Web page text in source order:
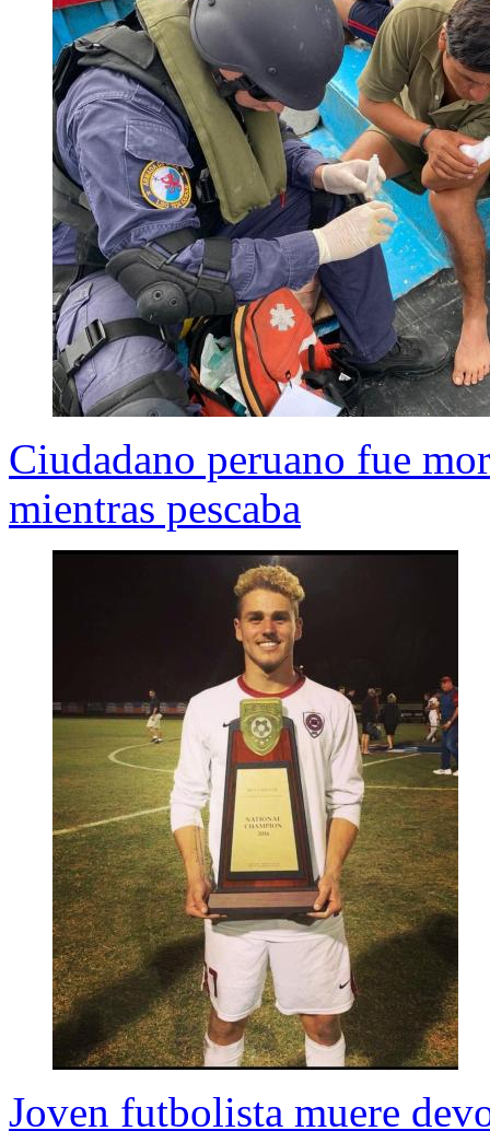
Ciudadano peruano fue
mientras pescaba
Joven futbolista muere